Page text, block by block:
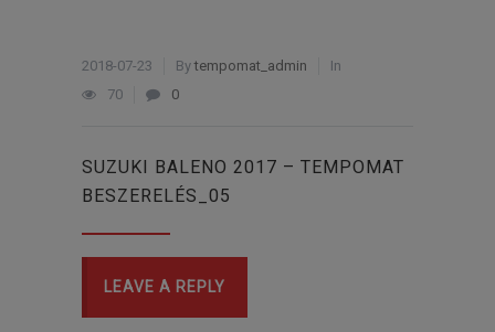
2018-07-23 Bytempomat_admin
In
70
0
SUZUKI BALENO 2017 – TEMPOMAT
BESZERELÉS_05
LEAVE A REPLY